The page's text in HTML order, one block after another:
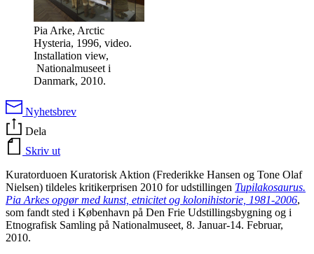
Pia Arke, Arctic
Hysteria, 1996, video.
Installation view,
Nationalmuseet i
Danmark, 2010.
Nyhetsbrev
Dela
Skriv ut
Kuratorduoen Kuratorisk Aktion (Frederikke Hansen og Tone Olaf
Nielsen) tildeles kritikerprisen 2010 for udstillingen Tupilakosaurus.
Pia Arkes opgør med kunst, etnicitet og kolonihistorie, 1981-2006,
som fandt sted i København på Den Frie Udstillingsbygning og i
Etnografisk Samling på Nationalmuseet, 8. Januar-14. Februar,
2010.